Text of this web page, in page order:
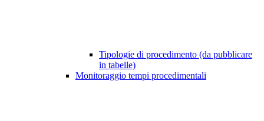
Tipologie di procedimento (da pubblicare
in tabelle)
Monitoraggio tempi procedimentali